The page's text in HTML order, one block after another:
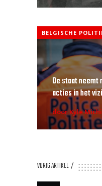
BELGISCHE
De staat
acties in het
door Kyle
VORIG ARTIKEL